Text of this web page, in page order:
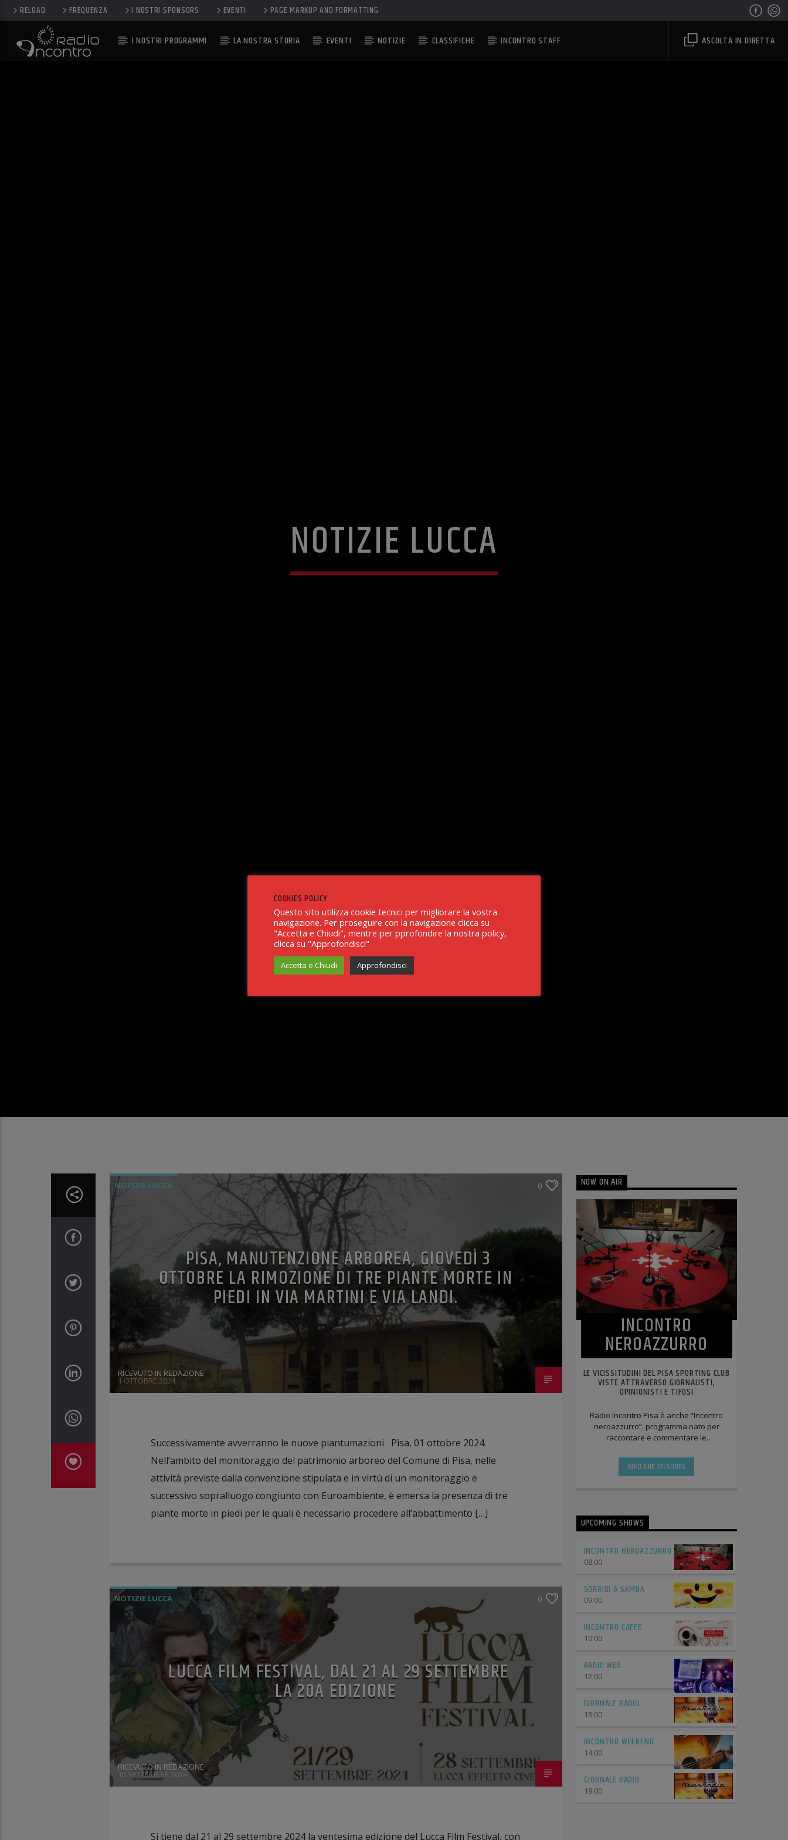
RELOAD FREQUENZA I NOSTRI SPONSORS EVENTI PAGE MARKUP AND FORMATTING
I NOSTRI PROGRAMMI LA NOSTRA STORIA EVENTI NOTIZIE CLASSIFICHE INCONTRO STAFF ASCOLTA IN DIRETTA
NOTIZIE LUCCA
NOTIZIE LUCCA 0
PISA, MANUTENZIONE ARBOREA, GIOVEDÌ 3
OTTOBRE LA RIMOZIONE DI TRE PIANTE MORTE IN
PIEDI IN VIA MARTINI E VIA LANDI.
RICEVUTO IN REDAZIONE
1 OTTOBRE 2024
Successivamente avverranno le nuove piantumazioni Pisa, 01 ottobre 2024.
Nell’ambito del monitoraggio del patrimonio arboreo del Comune di Pisa, nelle
attività previste dalla convenzione stipulata e in virtù di un monitoraggio e
successivo sopralluogo congiunto con Euroambiente, è emersa la presenza di tre
piante morte in piedi per le quali è necessario procedere all’abbattimento […]
NOTIZIE LUCCA 0
LUCCA FILM FESTIVAL, DAL 21 AL 29 SETTEMBRE
LA 20A EDIZIONE
RICEVUTO IN REDAZIONE
10 SETTEMBRE 2024
Si tiene dal 21 al 29 settembre 2024 la ventesima edizione del Lucca Film Festival, con
NOW ON AIR
INCONTRO
NEROAZZURRO
LE VICISSITUDINI DEL PISA SPORTING CLUB
VISTE ATTRAVERSO GIORNALISTI,
OPINIONISTI E TIFOSI
Radio Incontro Pisa è anche “Incontro
neroazzurro”, programma nato per
raccontare e commentare le
INFO AND EPISODES
UPCOMING SHOWS
INCONTRO NEROAZZURRO
08:00
SORRIDI & SAMBA
09:00
INCONTRO CAFFÈ
10:00
RADIO WEB
12:00
GIORNALE RADIO
13:00
INCONTRO WEEKEND
14:00
GIORNALE RADIO
18:00
COOKIES POLICY
Questo sito utilizza cookie tecnici per migliorare la vostra
navigazione. Per proseguire con la navigazione clicca su
"Accetta e Chiudi", mentre per pprofondire la nostra policy,
clicca su "Approfondisci"
Accetta e Chiudi Approfondisci